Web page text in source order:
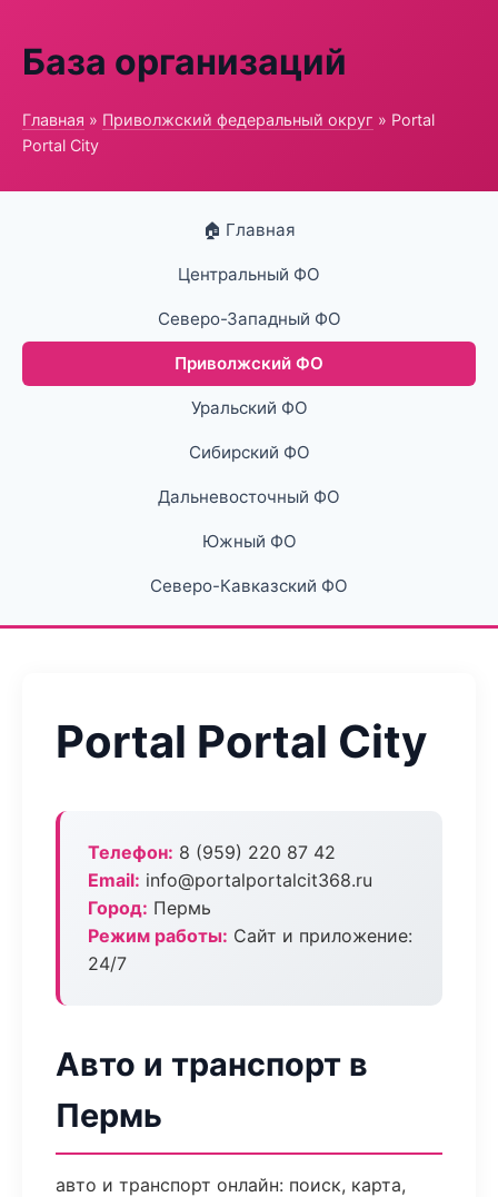
База организаций
Главная » Приволжский федеральный округ » Portal
Portal City
🏠 Главная
Центральный ФО
Северо-Западный ФО
Приволжский ФО
Уральский ФО
Сибирский ФО
Дальневосточный ФО
Южный ФО
Северо-Кавказский ФО
Portal Portal City
Телефон: 8 (959) 220 87 42
Email: info@portalportalcit368.ru
Город: Пермь
Режим работы: Сайт и приложение:
24/7
Авто и транспорт в
Пермь
авто и транспорт онлайн: поиск, карта,